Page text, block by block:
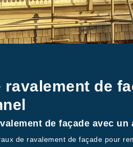
de
de façade avec
de ravalement de façade pour